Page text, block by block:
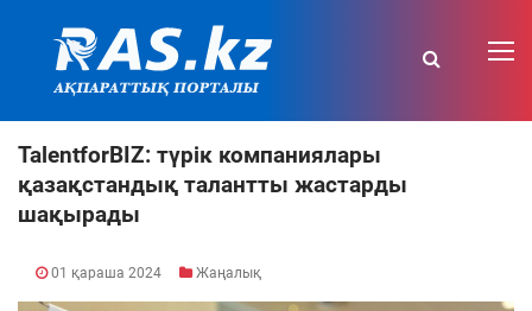
TalentforBIZ: түрік компаниялары
қазақстандық талантты жастарды
шақырады
01 қараша 2024 Жаңалық